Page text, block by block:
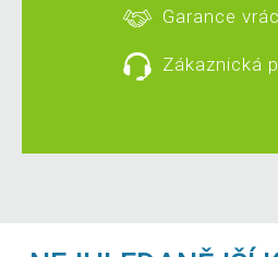
Garance
Zákaznická